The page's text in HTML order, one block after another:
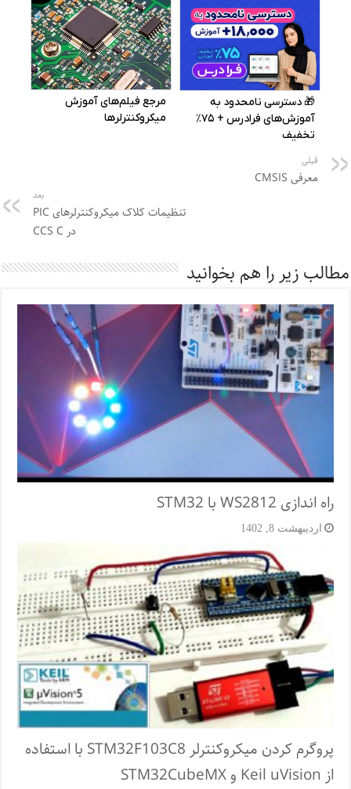
قبلی
معرفی CMSIS
بعد
تنظیمات کلاک میکروکنترلرهای PIC
در CCS C
مطالب زیر را هم بخوانید
راه اندازی WS2812 با STM32
اردیبهشت 8, 1402
پروگرم کردن میکروکنترلر STM32F103C8 با استفاده
از Keil uVision و STM32CubeMX